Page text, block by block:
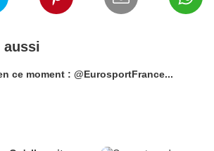
aussi
ce moment : @EurosportFrance...